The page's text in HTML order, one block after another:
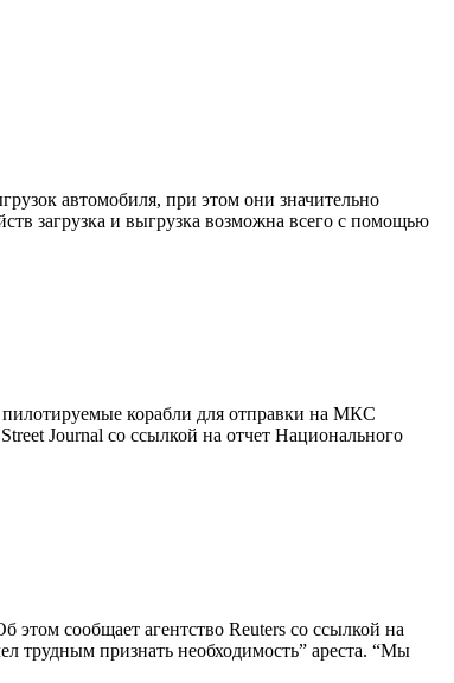
автомобиля, при этом они значительно
загрузка и выгрузка возможна всего с помощью
корабли для отправки на МКС
Journal со ссылкой на отчет Национального
сообщает агентство Reuters со ссылкой на
трудным признать необходимость” ареста. “Мы